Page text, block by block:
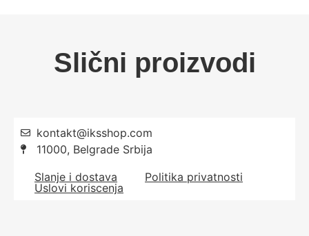
Slični proizvodi
kontakt@iksshop.com
11000, Belgrade Srbija
Slanje i dostava
Politika privatnosti
Uslovi koriscenja